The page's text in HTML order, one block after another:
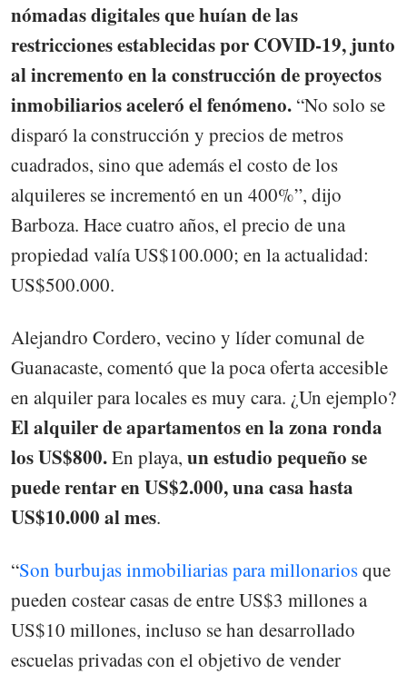
nómadas digitales que huían de las
restricciones establecidas por COVID-19, junto
al incremento en la construcción de proyectos
inmobiliarios aceleró el fenómeno. “No solo se
disparó la construcción y precios de metros
cuadrados, sino que además el costo de los
alquileres se incrementó en un 400%”, dijo
Barboza. Hace cuatro años, el precio de una
propiedad valía US$100.000; en la actualidad:
US$500.000.
Alejandro Cordero, vecino y líder comunal de
Guanacaste, comentó que la poca oferta accesible
en alquiler para locales es muy cara. ¿Un ejemplo?
El alquiler de apartamentos en la zona ronda
los US$800.En playa, un estudio pequeño se
puede rentar en US$2.000, una casa hasta
US$10.000 al mes.
“Son burbujas inmobiliarias para millonariosque
pueden costear casas de entre US$3 millones a
US$10 millones, incluso se han desarrollado
escuelas privadas con el objetivo de vender